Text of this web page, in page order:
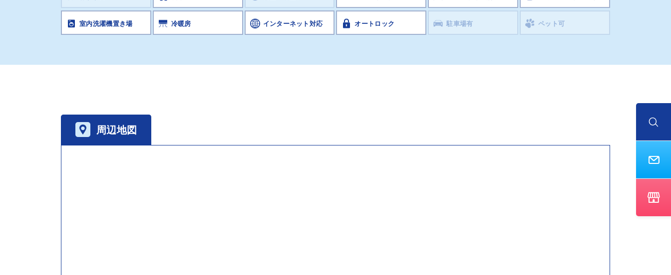
室内洗濯機置き場 冷暖房 インターネット対応 オートロック 駐車場有 ペット可
周辺地図